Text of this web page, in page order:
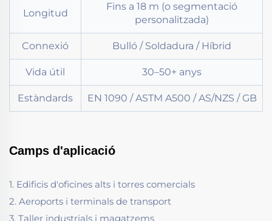
Longitud
Fins a 18 m (o segmentació
personalitzada)
Connexió Bulló / Soldadura / Híbrid
Vida útil 30–50+ anys
Estàndards EN 1090 / ASTM A500 / AS/NZS / GB
Camps d'aplicació
1. Edificis d'oficines alts i torres comercials
2. Aeroports i terminals de transport
3. Taller industrials i magatzems